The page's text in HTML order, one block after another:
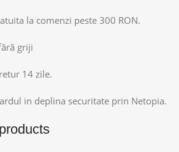
la comenzi peste 300 RON.
griji
14 zile.
in deplina securitate prin Netopia.